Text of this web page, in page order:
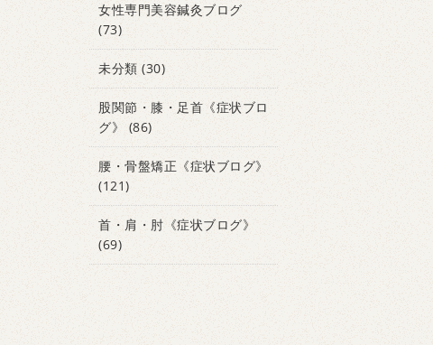
女性専門美容鍼灸ブログ
(73)
未分類 (30)
股関節・膝・足首《症状ブロ
グ》
(86)
腰・骨盤矯正《症状ブログ》
(121)
首・肩・肘《症状ブログ》
(69)